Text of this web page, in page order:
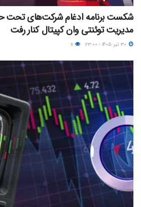
شکست برنامه ادغام شرکت‌های تحت
مدیریت توئنتی وان کپیتال کنار رفت